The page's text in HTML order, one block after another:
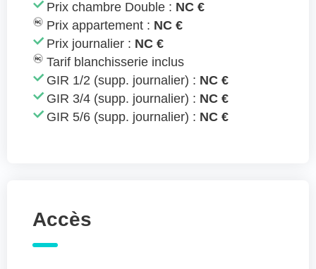
Prix chambre Double : NC €
Prix appartement : NC €
Prix journalier : NC €
Tarif blanchisserie inclus
GIR 1/2 (supp. journalier) : NC €
GIR 3/4 (supp. journalier) : NC €
GIR 5/6 (supp. journalier) : NC €
Accès